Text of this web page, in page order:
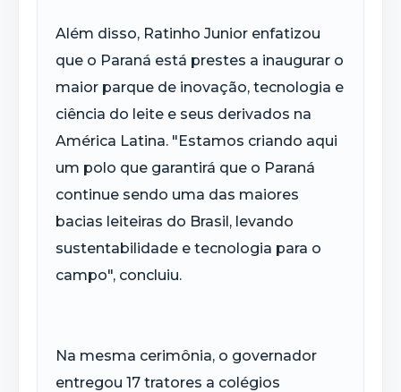
Além disso, Ratinho Junior enfatizou
que o Paraná está prestes a inaugurar o
maior parque de inovação, tecnologia e
ciência do leite e seus derivados na
América Latina. "Estamos criando aqui
um polo que garantirá que o Paraná
continue sendo uma das maiores
bacias leiteiras do Brasil, levando
sustentabilidade e tecnologia para o
campo", concluiu.
Na mesma cerimônia, o governador
entregou 17 tratores a colégios